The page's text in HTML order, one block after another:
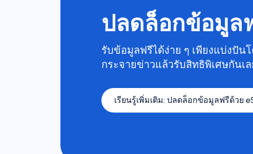
ปลดล็อกข้อมูล
รับข้อมูลฟรีได้ง่าย ๆ เพียงแบ่งปัน
กระจายข่าวแล้วรับสิทธิพิเศษกันเล
เรียนรู้เพิ่มเติม: ปลดล็อกข้อมูลฟรีด้วย